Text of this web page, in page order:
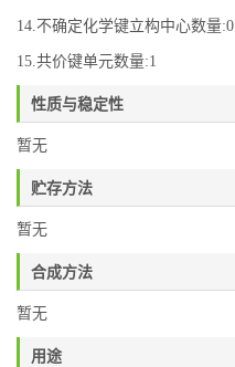
14.不确定化学键立构中心数量:0
15.共价键单元数量:1
性质与稳定性
暂无
贮存方法
暂无
合成方法
暂无
用途